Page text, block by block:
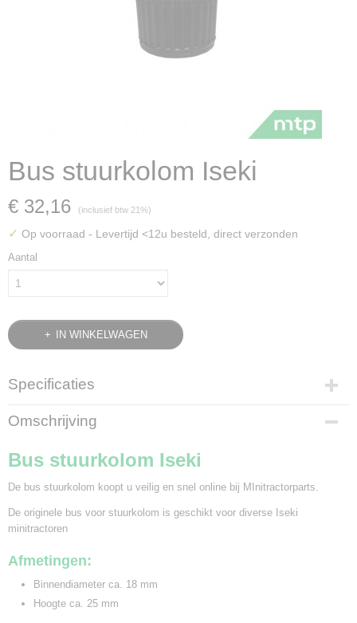
Bus stuurkolom Iseki
€ 32,16 (inclusief btw 21%)
✓ Op voorraad - Levertijd <12u besteld, direct verzonden
Aantal
IN WINKELWAGEN
Specificaties
Productcode leverancier
1426-406-203-00
0,10 Kg
Omschrijving
Bus stuurkolom Iseki
De bus stuurkolom koopt u veilig en snel online bij MInitractorparts.
De originele bus voor stuurkolom is geschikt voor diverse Iseki
minitractoren
Afmetingen:
Binnendiameter ca. 18 mm
Hoogte ca. 25 mm